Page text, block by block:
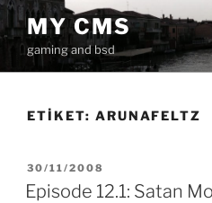
İçeriğe
geç MY CMS
gaming and bsd
ETIKET: ARUNAFELTZ
YAYIM
TARIHI
30/11/2008
Episode 12.1: Satan